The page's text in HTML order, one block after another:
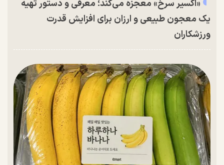
«اکسیر سرخ» معجزه می‌کند؛ معرفی و دستور تهیه
یک معجون طبیعی و ارزان برای افزایش قدرت
ورزشکاران